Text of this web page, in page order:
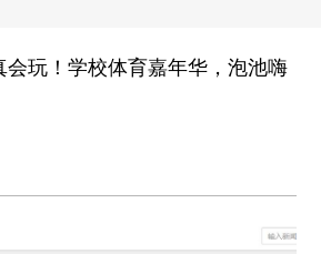
会玩！学校体育嘉年华，泡池嗨